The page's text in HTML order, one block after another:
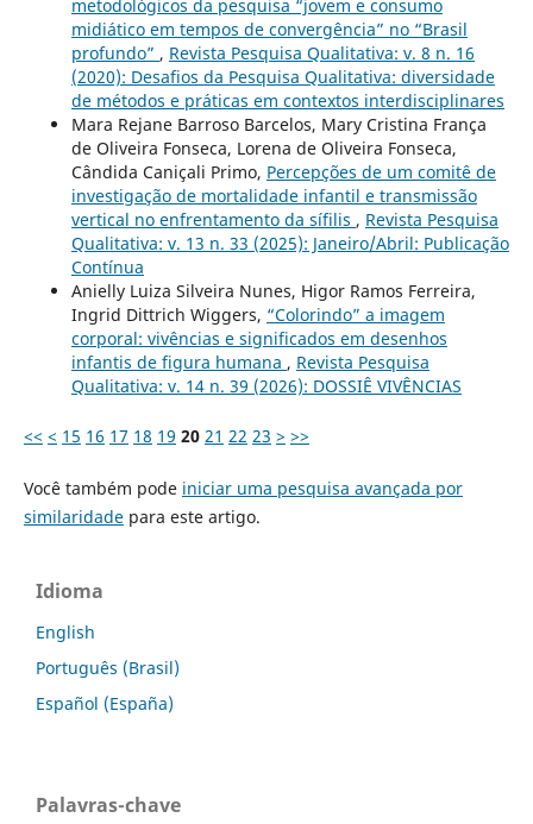
metodológicos da pesquisa “jovem e consumo
midiático em tempos de convergência” no “Brasil
profundo” , Revista Pesquisa Qualitativa: v. 8 n. 16
(2020): Desafios da Pesquisa Qualitativa: diversidade
de métodos e práticas em contextos interdisciplinares
Mara Rejane Barroso Barcelos, Mary Cristina França
de Oliveira Fonseca, Lorena de Oliveira Fonseca,
Cândida Caniçali Primo, Percepções de um comitê de
investigação de mortalidade infantil e transmissão
vertical no enfrentamento da sífilis , Revista Pesquisa
Qualitativa: v. 13 n. 33 (2025): Janeiro/Abril: Publicação
Contínua
Anielly Luiza Silveira Nunes, Higor Ramos Ferreira,
Ingrid Dittrich Wiggers, “Colorindo” a imagem
corporal: vivências e significados em desenhos
infantis de figura humana , Revista Pesquisa
Qualitativa: v. 14 n. 39 (2026): DOSSIÊ VIVÊNCIAS
<< < 15 16 17 18 19 20 21 22 23 > >>
Você também pode iniciar uma pesquisa avançada por
similaridadepara este artigo.
Idioma
English
Português (Brasil)
Español (España)
Palavras-chave